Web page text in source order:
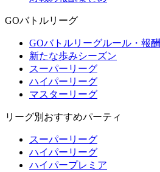
GOバトルリーグ
GOバトルリーグルール・報酬
新たな歩みシーズン
スーパーリーグ
ハイパーリーグ
マスターリーグ
リーグ別おすすめパーティ
スーパーリーグ
ハイパーリーグ
ハイパープレミア